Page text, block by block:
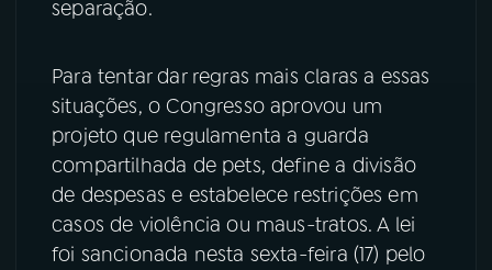
YouTube
Instagram X
TikTok
separação.
Para tentar dar regras mais claras a essas
situações, o Congresso aprovou um
projeto que regulamenta a guarda
compartilhada de pets, define a divisão
de despesas e estabelece restrições em
casos de violência ou maus-tratos. A lei
foi sancionada nesta sexta-feira (17) pelo